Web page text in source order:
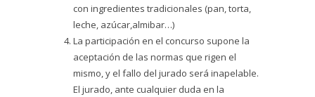
con ingredientes tradicionales (pan, torta,
leche, azúcar,almibar…)
La participación en el concurso supone la
aceptación de las normas que rigen el
mismo, y el fallo del jurado será inapelable.
El jurado, ante cualquier duda en la